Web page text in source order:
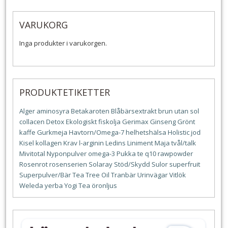
VARUKORG
Inga produkter i varukorgen.
PRODUKTETIKETTER
Alger aminosyra Betakaroten Blåbärsextraktbrun utan sol
collacen DetoxEkologisktfiskolja Gerimax Ginseng Grönt
kaffe Gurkmeja Havtorn/Omega-7helhetshälsa Holisticjod
Kisel kollagen Kravl-arginin Ledins LinimentMaja tvål/talk
Mivitotal Nyponpulver omega-3 Pukka te q10rawpowder
Rosenrotrosenserien Solaray Stöd/Skydd Sulor superfruit
Superpulver/BärTea Tree Oil TranbärUrinvägarVitlök
Weleda yerba Yogi Tea öronljus